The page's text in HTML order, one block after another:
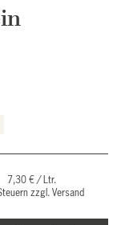
7,30 € / Ltr.
zzgl. Versand